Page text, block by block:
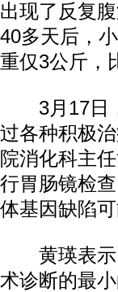
出现了反复
40多天后，
重仅3公斤，
3月17日，
过各种积极
院消化科主
行胃肠镜检
体基因缺陷可
黄瑛表示
术诊断的最